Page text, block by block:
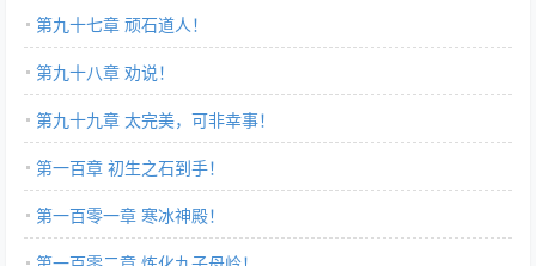
第九十七章 顽石道人！
第九十八章 劝说！
第九十九章 太完美，可非幸事！
第一百章 初生之石到手！
第一百零一章 寒冰神殿！